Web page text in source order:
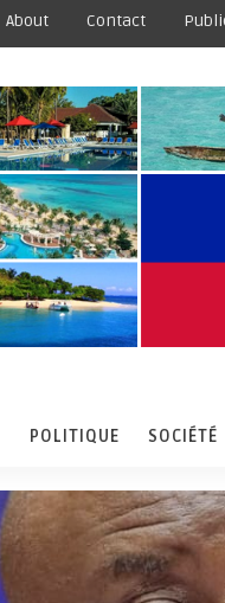
About Contact
POLITIQUE SOCIÉTÉ